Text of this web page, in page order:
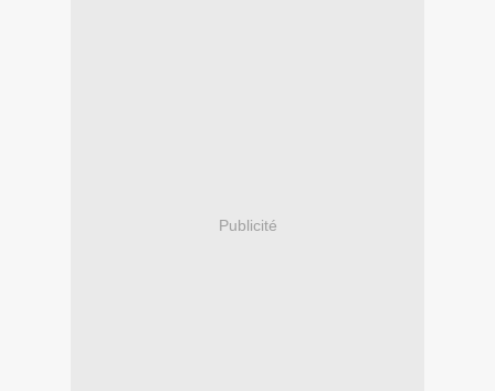
Publicité